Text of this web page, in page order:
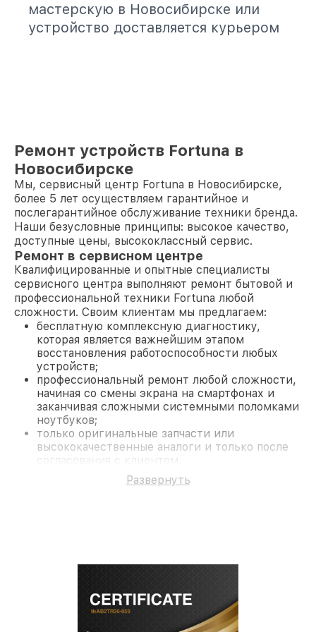
мастерскую в Новосибирске или
устройство доставляется курьером
Ремонт устройств Fortuna в
Новосибирске
Мы, сервисный центр Fortuna в Новосибирске,
более 5 лет осуществляем гарантийное и
послегарантийное обслуживание техники бренда.
Наши безусловные принципы: высокое качество,
доступные цены, высококлассный сервис.
Ремонт в сервисном центре
Квалифицированные и опытные специалисты
сервисного центра выполняют ремонт бытовой и
профессиональной техники Fortuna любой
сложности. Своим клиентам мы предлагаем:
бесплатную комплексную диагностику,
которая является важнейшим этапом
восстановления работоспособности любых
устройств;
профессиональный ремонт любой сложности,
начиная со смены экрана на смартфонах и
заканчивая сложными системными поломками
ноутбуков;
только оригинальные запчасти или
высококачественные аналоги и только после
согласования с клиентом.
На все работы и замененные комплектующие
предоставляется длительная гарантия. В случае
современное оборудование и
лицензированное ПО в ремонтно-
диагностических мастерских;
Развернуть